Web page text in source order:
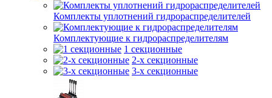
Комплекты уплотнений гидрораспределителей
Комплектующие к гидрораспределителям
1 секционные
2-х секционные
3-х секционные